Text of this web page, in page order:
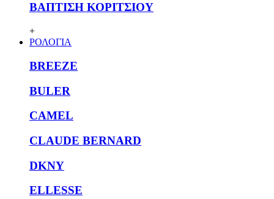
ΒΑΠΤΙΣΗ ΚΟΡΙΤΣΙΟΥ
+
ΡΟΛΟΓΙΑ
BREEZE
BULER
CAMEL
CLAUDE BERNARD
DKNY
ELLESSE